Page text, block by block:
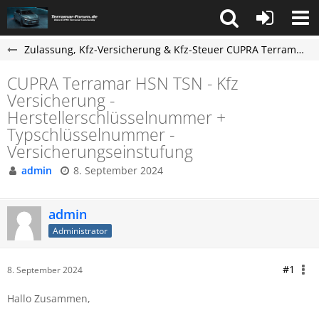
Zulassung, Kfz-Versicherung & Kfz-Steuer CUPRA Terramar
CUPRA Terramar HSN TSN - Kfz
Versicherung -
Herstellerschlüsselnummer +
Typschlüsselnummer -
Versicherungseinstufung
admin 8. September 2024
admin
Administrator
8. September 2024 #1
Hallo Zusammen,